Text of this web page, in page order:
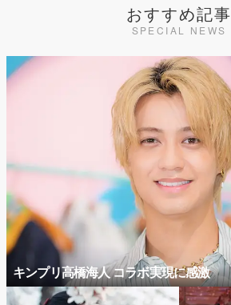
おすすめ記事
SPECIAL NEWS
キンプリ高橋海人 コラボ実現に感激